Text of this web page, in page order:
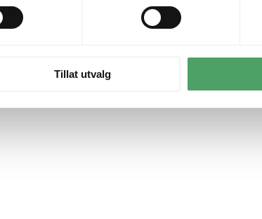
Tillat utvalg